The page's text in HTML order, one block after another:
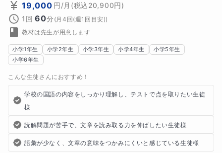
19,000 円/月 (税込20,900円)
1回 60分 (月4回(週1回目安))
教材は先生が用意します
小学1年生 小学2年生 小学3年生 小学4年生
小学5年生
小学6年生
こんな生徒さんにおすすめ！
学校の国語の内容をしっかり理解し、テストで点を取りたい生徒
様
読解問題が苦手で、文章を読み取る力を伸ばしたい生徒様
語彙が少なく、文章の意味をつかみにくいと感じている生徒様